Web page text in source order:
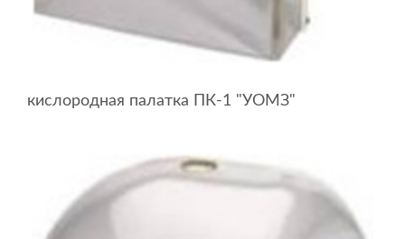
кислородная палатка ПК-1 "УОМЗ"